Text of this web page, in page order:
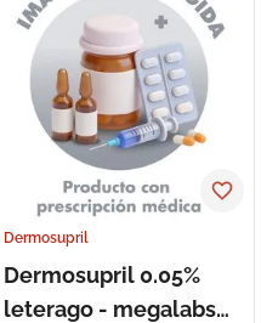
Dermosupril
Dermosupril 0.05%
leterago - megalabs